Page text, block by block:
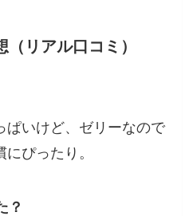
リアル口コミ）
ぱいけど、ゼリーなので
ぴったり。
？